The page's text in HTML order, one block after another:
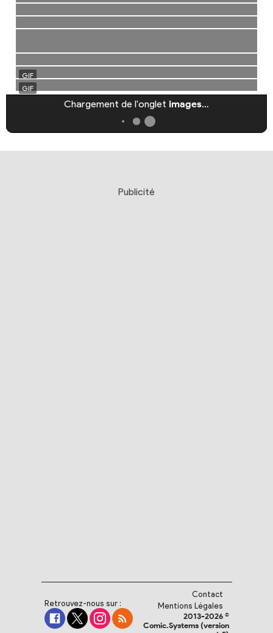
Chargement de l'onglet images…
Publicité
Retrouvez-nous sur :
Contact
Mentions Légales
2013-2026 ©
Comic.Systems (version